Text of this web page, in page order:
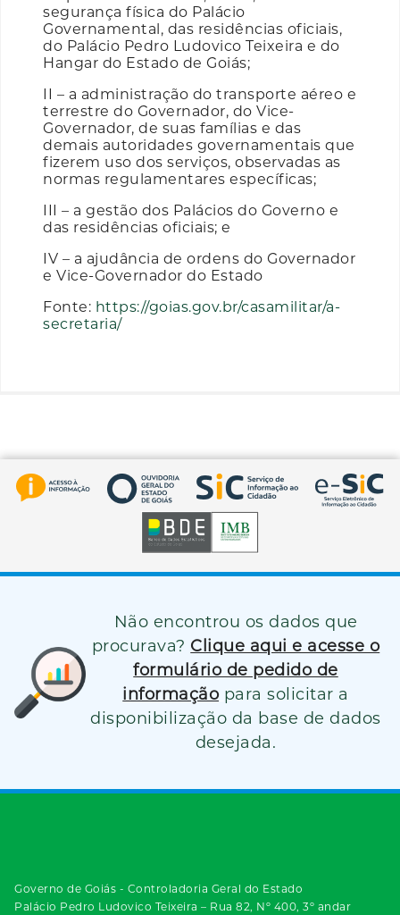
segurança física do Palácio
Governamental, das residências oficiais,
do Palácio Pedro Ludovico Teixeira e do
Hangar do Estado de Goiás;
II – a administração do transporte aéreo e
terrestre do Governador, do Vice-
Governador, de suas famílias e das
demais autoridades governamentais que
fizerem uso dos serviços, observadas as
normas regulamentares específicas;
III – a gestão dos Palácios do Governo e
das residências oficiais; e
IV – a ajudância de ordens do Governador
e Vice-Governador do Estado
Fonte: https://goias.gov.br/casamilitar/a-
secretaria/
Não encontrou os dados que
procurava? Clique aqui e acesse o
formulário de pedido de
informação para solicitar a
disponibilização da base de dados
desejada.
Governo de Goiás - Controladoria Geral do Estado
Palácio Pedro Ludovico Teixeira – Rua 82, Nº 400, 3º andar